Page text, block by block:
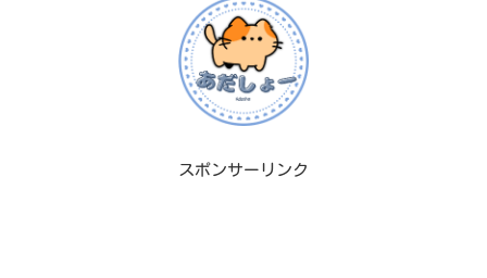
スポンサーリンク